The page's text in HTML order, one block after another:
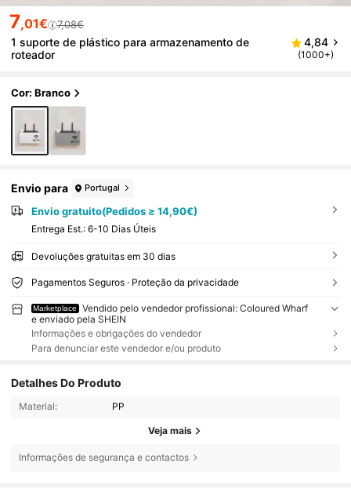
7,01€ 7,08€
1 suporte de plástico para armazenamento de
roteador
4,84
(1000+)
Cor: Branco
Envio para Portugal
Envio gratuito(Pedidos ≥ 14,90€)
Entrega Est.: 6-10 Dias Úteis
Devoluções gratuitas em 30 dias
Pagamentos Seguros · Proteção da privacidade
Marketplace
Vendido pelo vendedor profissional: Coloured Wharf
e enviado pela SHEIN
Informações e obrigações do vendedor
Para denunciar este vendedor e/ou produto
Detalhes Do Produto
Material: PP
Veja mais
Informações de segurança e contactos